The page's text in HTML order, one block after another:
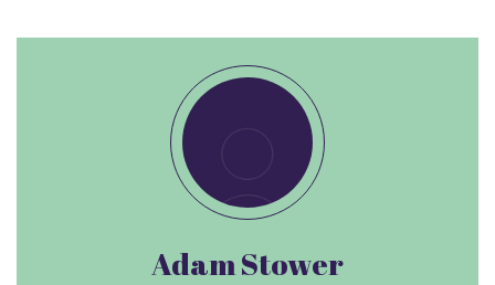
Adam Stower